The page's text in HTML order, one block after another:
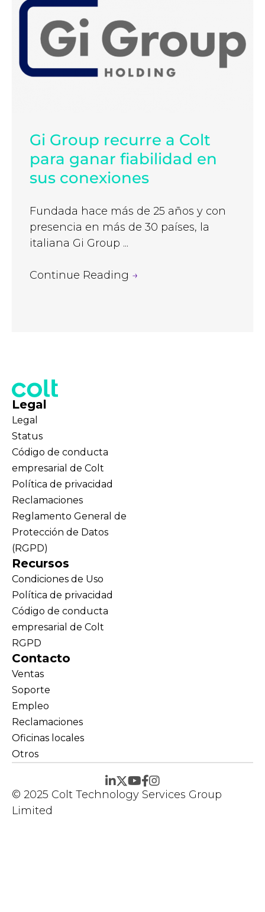
Gi Group recurre a Colt
para ganar fiabilidad en
sus conexiones
Fundada hace más de 25 años y con
presencia en más de 30 países, la
italiana Gi Group ...
Continue Reading →
Legal
Legal
Status
Código de conducta
empresarial de Colt
Política de privacidad
Reclamaciones
Reglamento General de
Protección de Datos
(RGPD)
Recursos
Condiciones de Uso
Política de privacidad
Código de conducta
empresarial de Colt
RGPD
Contacto
Ventas
Soporte
Empleo
Reclamaciones
Oficinas locales
Otros
© 2025 Colt Technology Services Group
Limited